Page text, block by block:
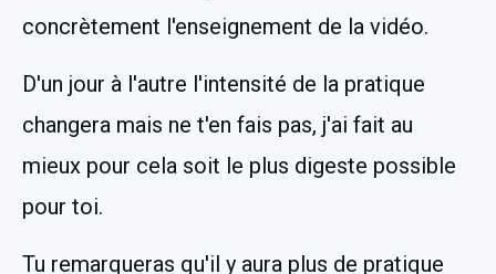
concrètement l'enseignement de la vidéo.
D'un jour à l'autre l'intensité de la pratique
changera mais ne t'en fais pas, j'ai fait au
mieux pour cela soit le plus digeste possible
pour toi.
Tu remarqueras qu'il y aura plus de pratique